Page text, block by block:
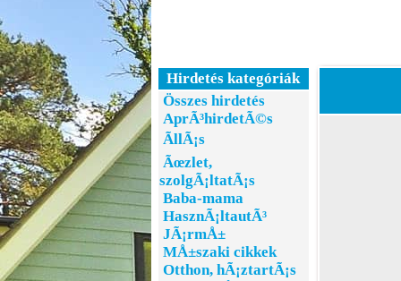
Hirdetés kategóriák
Összes hirdetés
AprÃ³hirdetÃ©s
ÃllÃ¡s
Ãœzlet,
szolgÃ¡ltatÃ¡s
Baba-mama
HasznÃ¡ltautÃ³
JÃ¡rmÅ±
MÅ±szaki cikkek
Otthon, hÃ¡ztartÃ¡s